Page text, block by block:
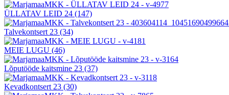
ÜLLATAV LEID 24 (147)
Talvekontsert 23 (34)
MEIE LUGU (46)
Lõputööde kaitsmine 23 (37)
Kevadkontsert 23 (30)